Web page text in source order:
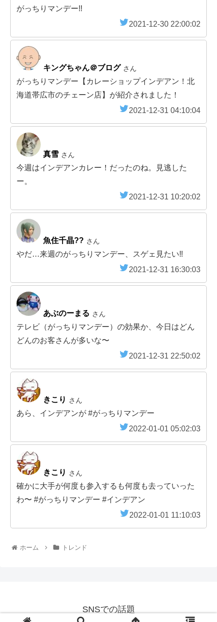
がっちりマンデー!!
2021-12-30 22:00:02
キングちゃん＠ブログ さん
がっちりマンデー【カレーショップインデアン！北
海道帯広市のチェーン店】が紹介されました！
2021-12-31 04:10:04
真雪 さん
今週はインデアンカレー！だったのね。見逃した
ー。
2021-12-31 10:20:02
魚住千晶?? さん
やだ…来週のがっちりマンデー、スゲェ見たい‼️
2021-12-31 16:30:03
あぶのーまる さん
テレビ（がっちりマンデー）の効果か、今日はどん
どんのお客さんが多いな〜
2021-12-31 22:50:02
きこり さん
あら、インデアンが #がっちりマンデー
2022-01-01 05:02:03
きこり さん
確かに大手が何度も参入するも何度も去っていった
わ〜 #がっちりマンデー #インデアン
2022-01-01 11:10:03
ホーム トレンド
SNSでの話題